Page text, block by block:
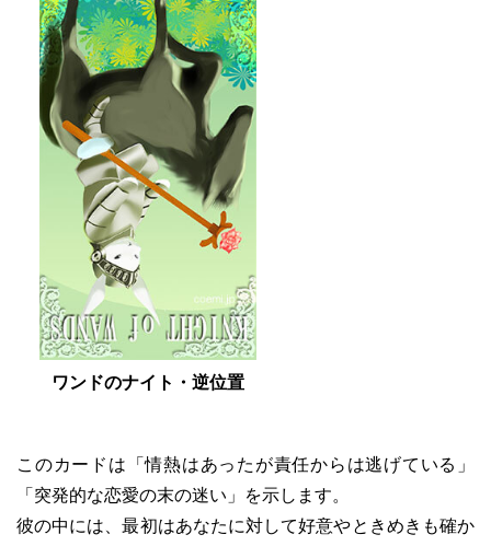
ワンドのナイト・逆位置
このカードは「情熱はあったが責任からは逃げている」
「突発的な恋愛の末の迷い」を示します。
彼の中には、最初はあなたに対して好意やときめきも確か